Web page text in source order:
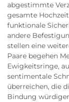
abgestimmte
gesamte
funktionale
andere
stellen eine
Paare begehen
Ewigkeitsringe,
sentimentale
überreichen, die
Bindung